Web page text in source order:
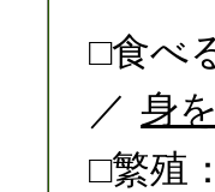
□食べ
／ 身
□繁殖：